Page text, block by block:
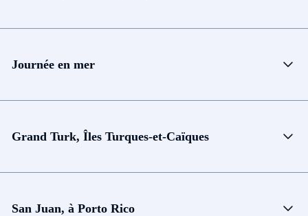
Journée en mer
Grand Turk, Îles Turques-et-Caïques
San Juan, à Porto Rico